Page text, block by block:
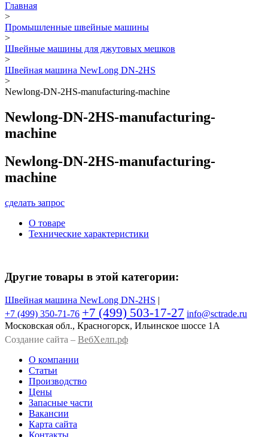
Главная
>
Промышленные швейные машины
>
Швейные машины для джутовых мешков
>
Швейная машина NewLong DN-2HS
>
Newlong-DN-2HS-manufacturing-machine
Newlong-DN-2HS-manufacturing-
machine
Newlong-DN-2HS-manufacturing-
machine
сделать запрос
О товаре
Технические характеристики
Другие товары в этой категории:
Швейная машина NewLong DN-2HS |
+7 (499) 350-71-76 +7 (499) 503-17-27 info@sctrade.ru
Московская обл., Красногорск, Ильинское шоссе 1А
Создание сайта – ВебХелп.рф
О компании
Статьи
Производство
Цены
Запасные части
Вакансии
Карта сайта